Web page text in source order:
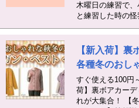
木曜日の練習で
と練習した時の
【新入荷】裏
各種冬のおし
すぐ使える100円
荷】裏ボアカー
れが大集合！ 【